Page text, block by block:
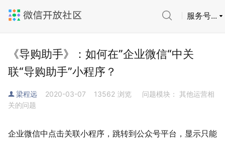
服务号...
《导购助手》：如何在”企业微信“中关
联“导购助手”小程序？
梁程远 2020-03-07 13562 浏览
问题模块： 其他运营相
关的问题
企业微信中点击关联小程序，跳转到公众号平台，显示只能